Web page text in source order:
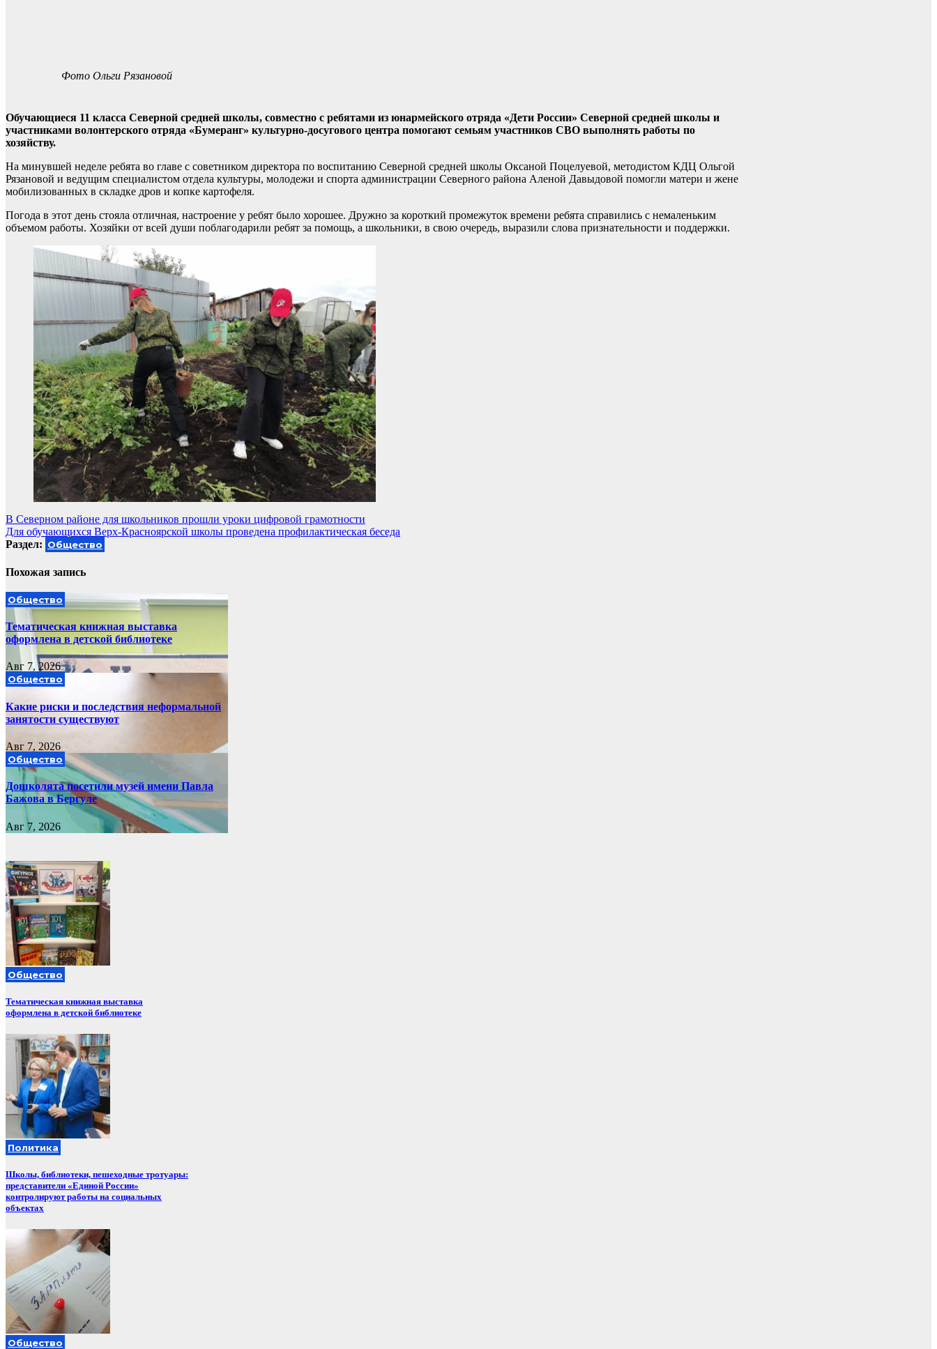
Фото Ольги Рязановой
Обучающиеся 11 класса Северной средней школы, совместно с ребятами из юнармейского отряда «Дети России» Северной средней школы и
участниками волонтерского отряда «Бумеранг» культурно-досугового центра помогают семьям участников СВО выполнять работы по
хозяйству.
На минувшей неделе ребята во главе с советником директора по воспитанию Северной средней школы Оксаной Поцелуевой, методистом КДЦ Ольгой
Рязановой и ведущим специалистом отдела культуры, молодежи и спорта администрации Северного района Аленой Давыдовой помогли матери и жене
мобилизованных в складке дров и копке картофеля.
Погода в этот день стояла отличная, настроение у ребят было хорошее. Дружно за короткий промежуток времени ребята справились с немаленьким
объемом работы. Хозяйки от всей души поблагодарили ребят за помощь, а школьники, в свою очередь, выразили слова признательности и поддержки.
Навигация
по
В Северном районе для школьников прошли уроки цифровой грамотности
Для обучающихся Верх-Красноярской школы проведена профилактическая беседа
Раздел: Общество
Похожая запись
Общество
Тематическая книжная выставка
оформлена в детской библиотеке
Авг 7, 2026
Общество
Какие риски и последствия неформальной
занятости существуют
Авг 7, 2026
Общество
Дошколята посетили музей имени Павла
Бажова в Бергуле
Авг 7, 2026
Общество
Тематическая книжная выставка
оформлена в детской библиотеке
Политика
Школы, библиотеки, пешеходные тротуары:
представители «Единой России»
контролируют работы на социальных
объектах
Общество